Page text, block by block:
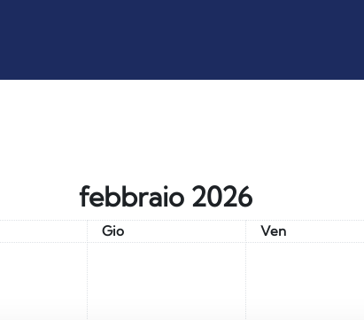
febbraio 2026
Giovedì
Gio Venerdì
Ven